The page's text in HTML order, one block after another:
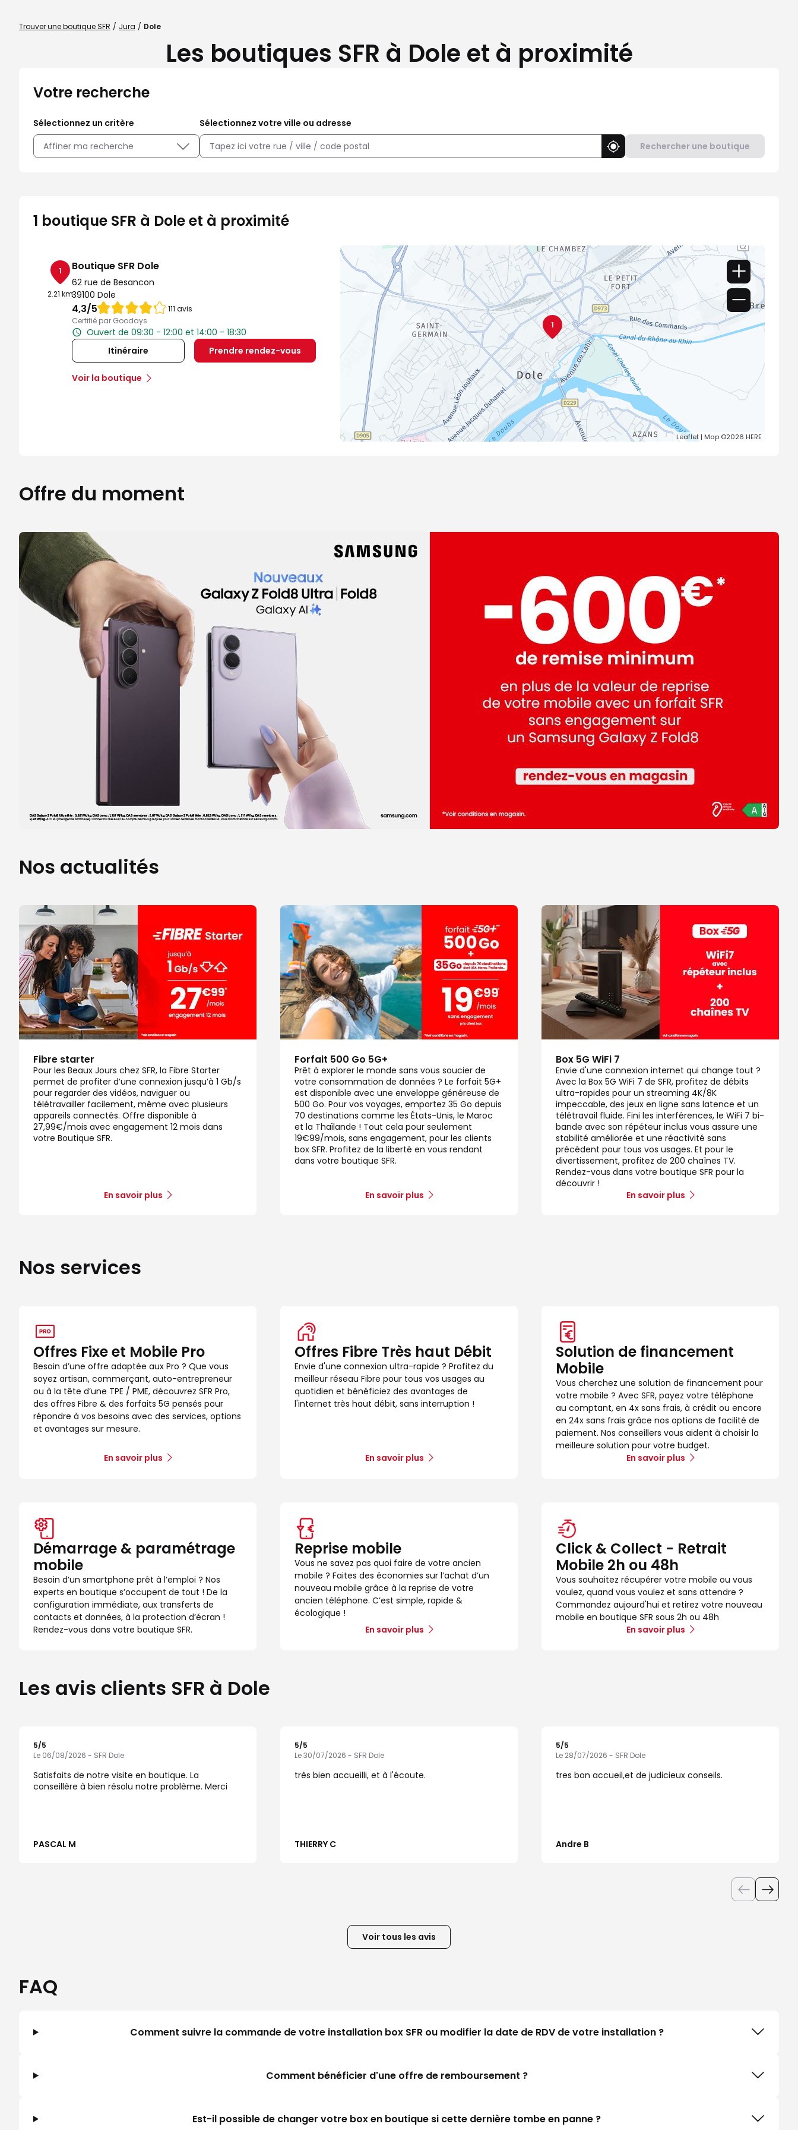
Trouver une boutique SFR Jura Dole
Les boutiques SFR à Dole et à proximité
Votre recherche
Sélectionnez un critère
Affiner ma recherche
Sélectionnez votre ville ou adresse
Utiliser ma position
Rechercher une boutique
1 boutique SFR à Dole et à proximité
1
2.21 km
Boutique SFR Dole
62 rue de Besancon
39100 Dole
4,3/5Note de 4.3 sur 5
111 avis
Certifié par Goodays
Ouvert de 09:30 - 12:00 et 14:00 - 18:30
Itinéraire
Prendre rendez-vous
Voir la boutique
1
Leaflet| Map ©2026 HERE
Offre du moment
Nos actualités
Fibre starter
Pour les Beaux Jours chez SFR, la Fibre Starter
permet de profiter d’une connexion jusqu’à 1 Gb/s
pour regarder des vidéos, naviguer ou
télétravailler facilement, même avec plusieurs
appareils connectés. Offre disponible à
27,99€/mois avec engagement 12 mois dans
votre Boutique SFR.
En savoir plus
Forfait 500 Go 5G+
Prêt à explorer le monde sans vous soucier de
votre consommation de données ? Le forfait 5G+
est disponible avec une enveloppe généreuse de
500 Go. Pour vos voyages, emportez 35 Go depuis
70 destinations comme les États-Unis, le Maroc
et la Thaïlande ! Tout cela pour seulement
19€99/mois, sans engagement, pour les clients
box SFR. Profitez de la liberté en vous rendant
dans votre boutique SFR.
En savoir plus
Box 5G WiFi 7
Envie d'une connexion internet qui change tout ?
Avec la Box 5G WiFi 7 de SFR, profitez de débits
ultra-rapides pour un streaming 4K/8K
impeccable, des jeux en ligne sans latence et un
télétravail fluide. Fini les interférences, le WiFi 7 bi-
bande avec son répéteur inclus vous assure une
stabilité améliorée et une réactivité sans
précédent pour tous vos usages. Et pour le
divertissement, profitez de 200 chaînes TV.
Rendez-vous dans votre boutique SFR pour la
découvrir !
En savoir plus
Nos services
Offres Fixe et Mobile Pro
Besoin d’une offre adaptée aux Pro ? Que vous
soyez artisan, commerçant, auto-entrepreneur
ou à la tête d’une TPE / PME, découvrez SFR Pro,
des offres Fibre & des forfaits 5G pensés pour
répondre à vos besoins avec des services, options
et avantages sur mesure.
En savoir plus
Offres Fibre Très haut Débit
Envie d'une connexion ultra-rapide ? Profitez du
meilleur réseau Fibre pour tous vos usages au
quotidien et bénéficiez des avantages de
l'internet très haut débit, sans interruption !
En savoir plus
Solution de financement
Mobile
Vous cherchez une solution de financement pour
votre mobile ? Avec SFR, payez votre téléphone
au comptant, en 4x sans frais, à crédit ou encore
en 24x sans frais grâce nos options de facilité de
paiement. Nos conseillers vous aident à choisir la
meilleure solution pour votre budget.
En savoir plus
Démarrage & paramétrage
mobile
Besoin d’un smartphone prêt à l’emploi ? Nos
experts en boutique s’occupent de tout ! De la
configuration immédiate, aux transferts de
contacts et données, à la protection d’écran !
Rendez-vous dans votre boutique SFR.
Reprise mobile
Vous ne savez pas quoi faire de votre ancien
mobile ? Faites des économies sur l’achat d’un
nouveau mobile grâce à la reprise de votre
ancien téléphone. C’est simple, rapide &
écologique !
En savoir plus
Click & Collect - Retrait
Mobile 2h ou 48h
Vous souhaitez récupérer votre mobile ou vous
voulez, quand vous voulez et sans attendre ?
Commandez aujourd'hui et retirez votre nouveau
mobile en boutique SFR sous 2h ou 48h
En savoir plus
Les avis clients SFR à Dole
5/5
Le 06/08/2026 - SFR Dole
Satisfaits de notre visite en boutique. La
conseillère à bien résolu notre problème. Merci
PASCAL M
5/5
Le 30/07/2026 - SFR Dole
très bien accueilli, et à l'écoute.
THIERRY C
5/5
Le 28/07/2026 - SFR Dole
tres bon accueil,et de judicieux conseils.
Andre B
Voir tous les avis
FAQ
Comment suivre la commande de votre installation box SFR ou modifier la date de RDV de votre installation ?
Comment bénéficier d'une offre de remboursement ?
Est-il possible de changer votre box en boutique si cette dernière tombe en panne ?